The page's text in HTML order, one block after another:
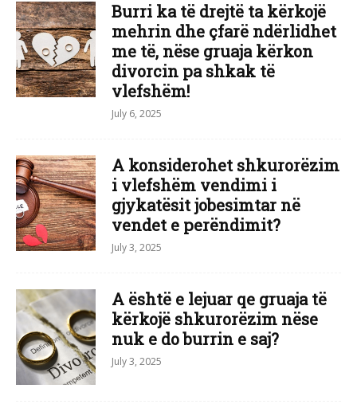
Burri ka të drejtë ta kërkojë
mehrin dhe çfarë ndërlidhet
me të, nëse gruaja kërkon
divorcin pa shkak të
vlefshëm!
July 6, 2025
A konsiderohet shkurorëzim
i vlefshëm vendimi i
gjykatësit jobesimtar në
vendet e perëndimit?
July 3, 2025
A është e lejuar qe gruaja të
kërkojë shkurorëzim nëse
nuk e do burrin e saj?
July 3, 2025